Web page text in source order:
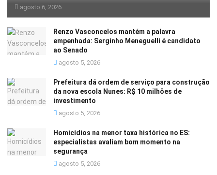
agosto 6, 2026
Renzo Vasconcelos mantém a palavra
empenhada: Serginho Meneguelli é candidato
ao Senado
agosto 5, 2026
Prefeitura dá ordem de serviço para construção
da nova escola Nunes: R$ 10 milhões de
investimento
agosto 5, 2026
Homicídios na menor taxa histórica no ES:
especialistas avaliam bom momento na
segurança
agosto 5, 2026